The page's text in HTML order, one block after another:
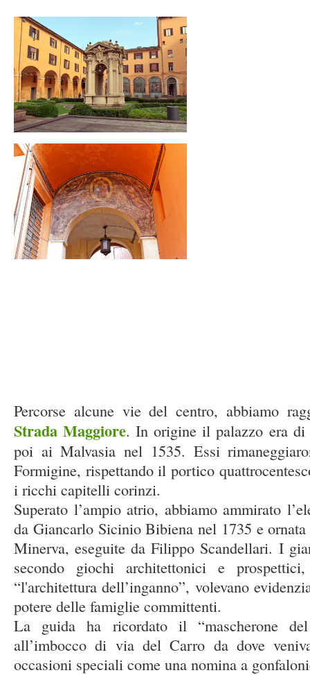
Percorse alcune vie del centro, abbiamo
Strada Maggiore. In origine il palazzo era di
poi ai Malvasia nel 1535. Essi
Formigine, rispettando il portico
i ricchi capitelli corinzi.
Superato l’ampio atrio, abbiamo ammirato
da Giancarlo Sicinio Bibiena nel 1735 e
Minerva, eseguite da Filippo Scandellari. I
secondo giochi architettonici e
“l'architettura dell’inganno”, volevano
potere delle famiglie committenti.
La guida ha ricordato il “mascherone
all’imbocco di via del Carro da dove
occasioni speciali come una nomina a